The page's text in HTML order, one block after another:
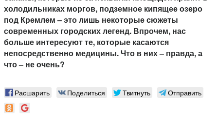
холодильниках моргов, подземное кипящее озеро
под Кремлем – это лишь некоторые сюжеты
современных городских легенд. Впрочем, нас
больше интересуют те, которые касаются
непосредственно медицины. Что в них – правда, а
что – не очень?
Расшарить Поделиться Твитнуть Отправить